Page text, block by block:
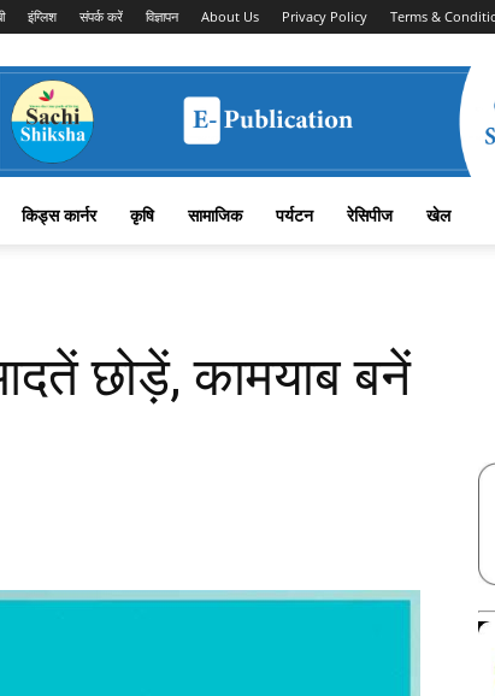
इंग्लिश संपर्क करें विज्ञापन About Us Privacy Policy Terms &
किड्स कार्नर कृषि सामाजिक पर्यटन रेसिपीज खेल
छोड़ें, कामयाब बनें